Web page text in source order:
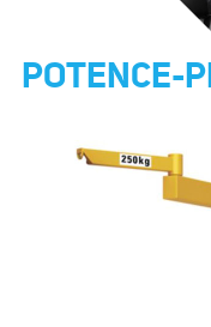
POTENCE-